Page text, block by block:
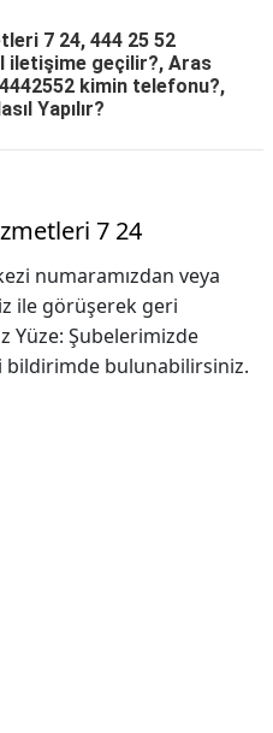
7 24, 444 25 52
iletişime geçilir?, Aras
kimin telefonu?,
Yapılır?
7 24
numaramızdan veya
ile görüşerek geri
Yüze: Şubelerimizde
bulunabilirsiniz.